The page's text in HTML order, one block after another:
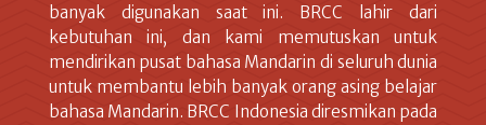
banyak digunakan saat ini. BRCC lahir dari
kebutuhan ini, dan kami memutuskan untuk
mendirikan pusat bahasa Mandarin di seluruh dunia
untuk membantu lebih banyak orang asing belajar
bahasa Mandarin. BRCC Indonesia diresmikan pada